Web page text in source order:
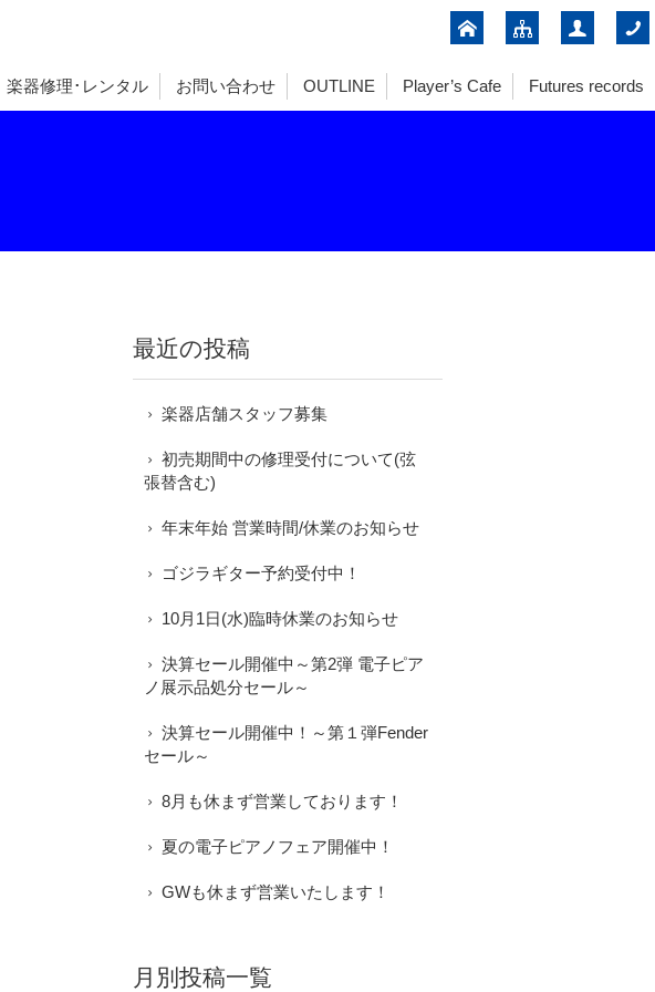
楽器修理･レンタル お問い合わせ OUTLINE Player’s Cafe Futures records
最近の投稿
楽器店舗スタッフ募集
初売期間中の修理受付について(弦
張替含む)
年末年始 営業時間/休業のお知らせ
ゴジラギター予約受付中！
10月1日(水)臨時休業のお知らせ
決算セール開催中～第2弾 電子ピア
ノ展示品処分セール～
決算セール開催中！～第１弾Fender
セール～
8月も休まず営業しております！
夏の電子ピアノフェア開催中！
GWも休まず営業いたします！
月別投稿一覧